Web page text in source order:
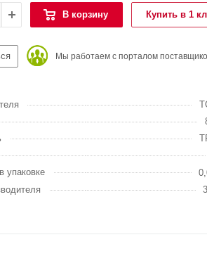
В корзину Купить в 1
Мы работаем с порталом
упаковке